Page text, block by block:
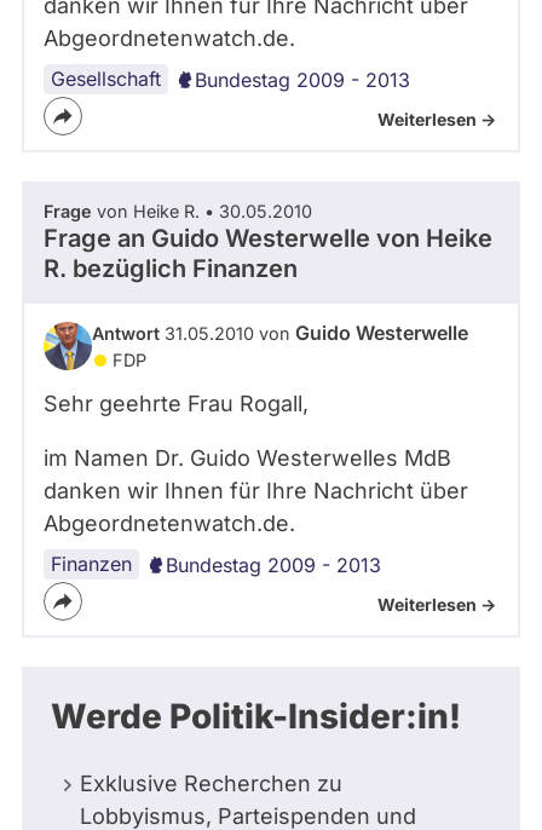
danken wir Ihnen für Ihre Nachricht über
Abgeordnetenwatch.de.
Gesellschaft Bundestag 2009 - 2013
Weiterlesen ->
Frage von Heike R. • 30.05.2010
Frage an Guido Westerwelle von Heike
R. bezüglich Finanzen
Antwort 31.05.2010 von Guido Westerwelle
FDP
Sehr geehrte Frau Rogall,
im Namen Dr. Guido Westerwelles MdB
danken wir Ihnen für Ihre Nachricht über
Abgeordnetenwatch.de.
Finanzen Bundestag 2009 - 2013
Weiterlesen ->
Werde Politik-Insider:in!
Exklusive Recherchen zu
Lobbyismus, Parteispenden und